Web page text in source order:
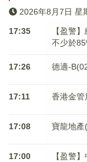
2026年8月7日 星
17:35
【盈警
不少於
17:26 德適-
17:11 香港金管
17:08 寶龍地產
17:00
【盈警